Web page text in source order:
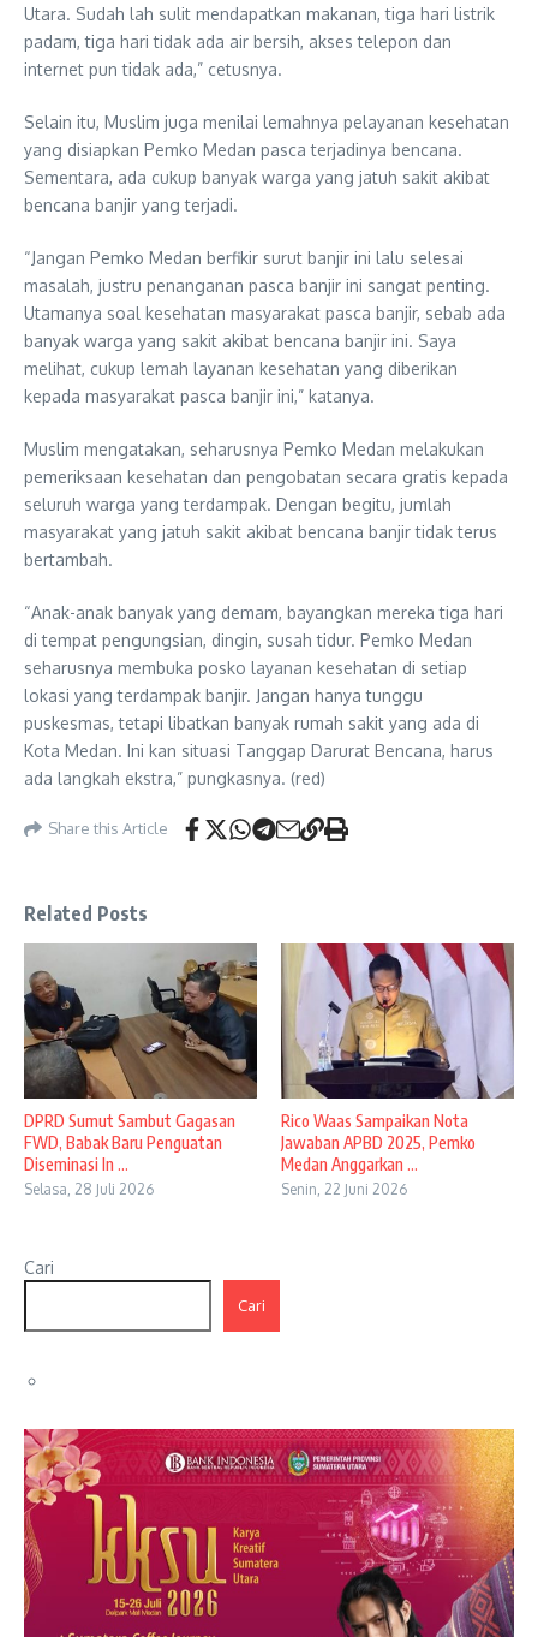
Utara. Sudah lah sulit mendapatkan makanan, tiga hari listrik
padam, tiga hari tidak ada air bersih, akses telepon dan
internet pun tidak ada,” cetusnya.
Selain itu, Muslim juga menilai lemahnya pelayanan kesehatan
yang disiapkan Pemko Medan pasca terjadinya bencana.
Sementara, ada cukup banyak warga yang jatuh sakit akibat
bencana banjir yang terjadi.
“Jangan Pemko Medan berfikir surut banjir ini lalu selesai
masalah, justru penanganan pasca banjir ini sangat penting.
Utamanya soal kesehatan masyarakat pasca banjir, sebab ada
banyak warga yang sakit akibat bencana banjir ini. Saya
melihat, cukup lemah layanan kesehatan yang diberikan
kepada masyarakat pasca banjir ini,” katanya.
Muslim mengatakan, seharusnya Pemko Medan melakukan
pemeriksaan kesehatan dan pengobatan secara gratis kepada
seluruh warga yang terdampak. Dengan begitu, jumlah
masyarakat yang jatuh sakit akibat bencana banjir tidak terus
bertambah.
“Anak-anak banyak yang demam, bayangkan mereka tiga hari
di tempat pengungsian, dingin, susah tidur. Pemko Medan
seharusnya membuka posko layanan kesehatan di setiap
lokasi yang terdampak banjir. Jangan hanya tunggu
puskesmas, tetapi libatkan banyak rumah sakit yang ada di
Kota Medan. Ini kan situasi Tanggap Darurat Bencana, harus
ada langkah ekstra,” pungkasnya. (red)
Share this Article
Related Posts
DPRD Sumut Sambut Gagasan
FWD, Babak Baru Penguatan
Diseminasi In ...
Selasa, 28 Juli 2026
Rico Waas Sampaikan Nota
Jawaban APBD 2025, Pemko
Medan Anggarkan ...
Senin, 22 Juni 2026
Cari
Cari